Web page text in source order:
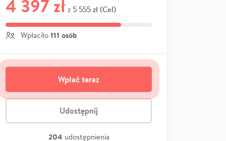
4 397 zł z 5 555 zł (Cel)
Wpłaciło 111 osób
Wpłać teraz
Udostępnij
204 udostępnienia